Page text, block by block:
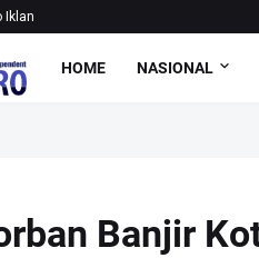
Iklan
HOME NASIONAL
Banjir